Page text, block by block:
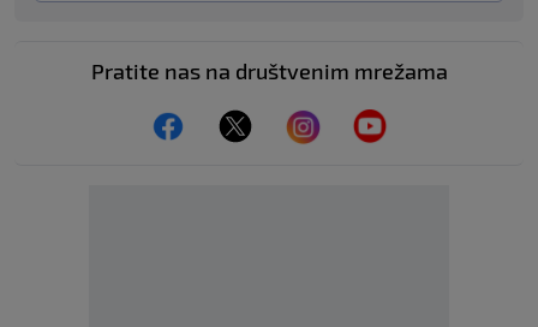
Pratite nas na društvenim mrežama